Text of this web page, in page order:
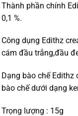
Thành phần chính
0,1 %.
Công dụng Edithz
cám đầu trắng,đầu
Dạng bào chế
bào chế dưới dạng
Trọng lượng : 15g